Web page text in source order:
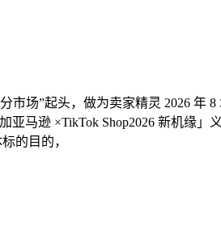
”起头，做为卖家精灵 2026 年
马逊 ×TikTok Shop2026 新机缘
的目的，